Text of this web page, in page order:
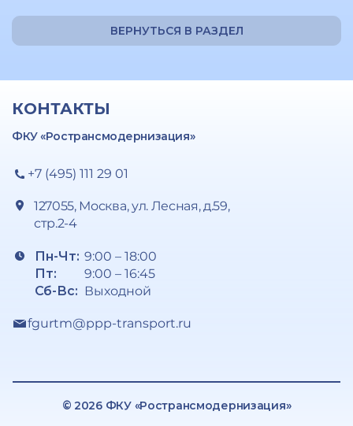
ВЕРНУТЬСЯ В РАЗДЕЛ
КОНТАКТЫ
ФКУ «Ространсмодернизация»
+7 (495) 111 29 01
127055, Москва, ул. Лесная, д.59,
стр.2-4
Пн-Чт:
Пт:
Сб-Вс:
9:00 – 18:00
9:00 – 16:45
Выходной
fgurtm@ppp-transport.ru
© 2026 ФКУ «Ространсмодернизация»